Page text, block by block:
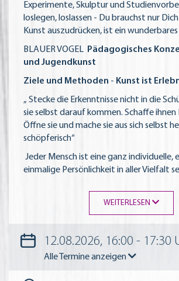
Experimente, Skulptur und
loslegen, loslassen - Du brauchst nur
Kunst auszudrücken, ist ein
BLAUER VOGEL Pädagogisches
und Jugendkunst
Ziele und Methoden - Kunst ist
„ Stecke die Erkenntnisse nicht in die
sie selbst darauf kommen. Schaffe ihnen
Öffne sie und mache sie aus sich selbst
schöpferisch“
Jeder Mensch ist eine ganz individuelle,
einmalige Persönlichkeit in aller Vielfalt
WEITERLESEN
12.08.2026, 16:00 - 17:30
Alle Termine anzeigen